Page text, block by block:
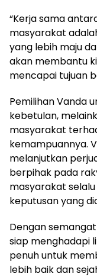
“Kerja sama
masyarakat
yang lebih maju
akan membantu
mencapai tujuan
Pemilihan Vanda
kebetulan,
masyarakat
kemampuannya.
melanjutkan
berpihak pada
masyarakat
keputusan yang
Dengan
siap menghadapi
penuh untuk
lebih baik dan